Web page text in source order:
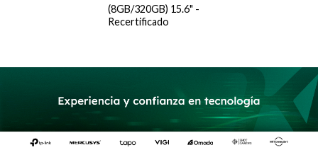
(8GB/320GB) 15.6" -
Recertificado